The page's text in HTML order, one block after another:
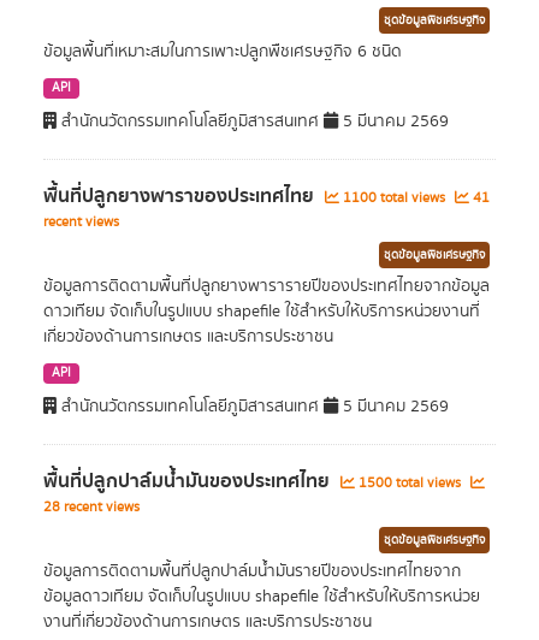
ชุดข้อมูลพืชเศรษฐกิจ
ข้อมูลพื้นที่เหมาะสมในการเพาะปลูกพืชเศรษฐกิจ 6 ชนิด
API
สำนักนวัตกรรมเทคโนโลยีภูมิสารสนเทศ 5 มีนาคม 2569
พื้นที่ปลูกยางพาราของประเทศไทย 1100 total views
41
recent views
ชุดข้อมูลพืชเศรษฐกิจ
ข้อมูลการติดตามพื้นที่ปลูกยางพารารายปีของประเทศไทยจากข้อมูล
ดาวเทียม จัดเก็บในรูปแบบ shapefile ใช้สำหรับให้บริการหน่วยงานที่
เกี่ยวข้องด้านการเกษตร และบริการประชาชน
API
สำนักนวัตกรรมเทคโนโลยีภูมิสารสนเทศ 5 มีนาคม 2569
พื้นที่ปลูกปาล์มน้ำมันของประเทศไทย
1500 total views
28 recent views
ชุดข้อมูลพืชเศรษฐกิจ
ข้อมูลการติดตามพื้นที่ปลูกปาล์มน้ำมันรายปีของประเทศไทยจาก
ข้อมูลดาวเทียม จัดเก็บในรูปแบบ shapefile ใช้สำหรับให้บริการหน่วย
งานที่เกี่ยวข้องด้านการเกษตร และบริการประชาชน